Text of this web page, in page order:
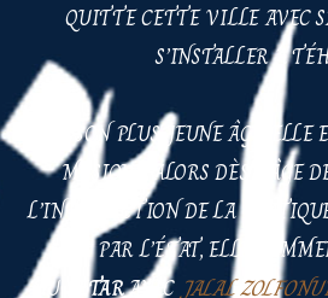
QUITTE CETTE VILLE AVEC
S’INSTALLER À
DÈS SON PLUS JEUNE ÂGE,
MUSIQUE, ALORS DÈS L’ÂGE
L’INTERDICTION DE LA
PAR L’ÉTAT, ELLE
DU
SETARAVECJALAL